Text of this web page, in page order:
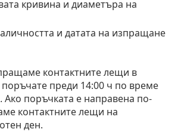
кривина и диаметъра на
и датата на изпращане
контактните лещи в
преди 14:00 ч по време
Ако поръчката е направена по-
контактните лещи на
ден.